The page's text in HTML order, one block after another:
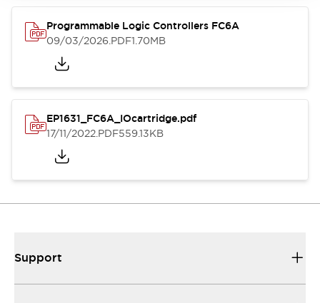
Programmable Logic Controllers FC6A
09/03/2026.PDF1.70MB
EP1631_FC6A_IOcartridge.pdf
17/11/2022.PDF559.13KB
Support